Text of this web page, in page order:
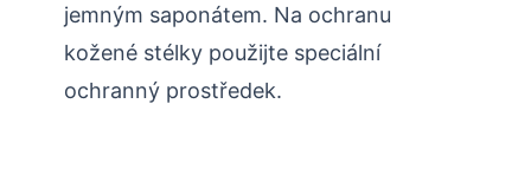
jemným saponátem. Na ochranu
kožené stélky použijte speciální
ochranný prostředek.